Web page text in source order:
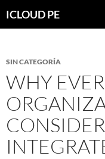
hacia
ICLOUD PE
SIN CATEGORÍA
WHY